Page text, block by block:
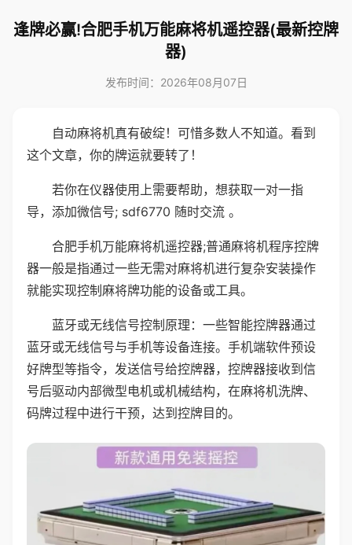
逢牌必赢!合肥手机万能麻将机遥控器(最新控牌
器)
发布时间：2026年08月07日
自动麻将机真有破绽！可惜多数人不知道。看到
这个文章，你的牌运就要转了！
若你在仪器使用上需要帮助，想获取一对一指
导，添加微信号; sdf6770 随时交流 。
合肥手机万能麻将机遥控器;普通麻将机程序控牌
器一般是指通过一些无需对麻将机进行复杂安装操作
就能实现控制麻将牌功能的设备或工具。
蓝牙或无线信号控制原理：一些智能控牌器通过
蓝牙或无线信号与手机等设备连接。手机端软件预设
好牌型等指令，发送信号给控牌器，控牌器接收到信
号后驱动内部微型电机或机械结构，在麻将机洗牌、
码牌过程中进行干预，达到控牌目的。